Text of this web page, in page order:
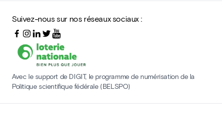
Suivez-nous sur nos réseaux sociaux :
Avec le support de DIGIT, le programme de numérisation de la
Politique scientifique fédérale (BELSPO)